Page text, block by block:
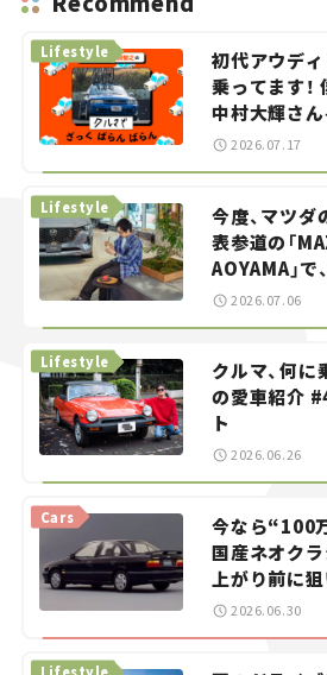
初代アウディ
乗ってます！
中村大輝さ
智之の「クル
らん！」＃20
Lifestyle
2026.07.17
今度、マツダ
表参道の「
AOYAMA」
——連載｜
Lifestyle
2026.07.06
クルマ、何に
の愛車紹介
ト
Lifestyle
2026.06.26
今なら“100
国産ネオクラ
上がり前に
をお手伝い――
Cars
2026.06.30